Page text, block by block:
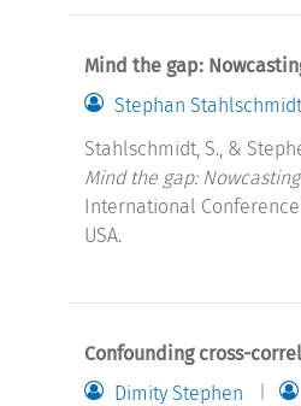
Mind the gap:
Stephan Stahlschmidt
Stahlschmidt, S., &
Mind the gap:
International
USA.
Confounding cross-
Dimity Stephen